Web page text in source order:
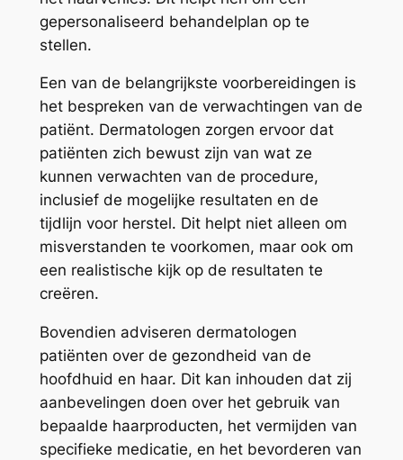
gepersonaliseerd behandelplan op te
stellen.
Een van de belangrijkste voorbereidingen is
het bespreken van de verwachtingen van de
patiënt. Dermatologen zorgen ervoor dat
patiënten zich bewust zijn van wat ze
kunnen verwachten van de procedure,
inclusief de mogelijke resultaten en de
tijdlijn voor herstel. Dit helpt niet alleen om
misverstanden te voorkomen, maar ook om
een realistische kijk op de resultaten te
creëren.
Bovendien adviseren dermatologen
patiënten over de gezondheid van de
hoofdhuid en haar. Dit kan inhouden dat zij
aanbevelingen doen over het gebruik van
bepaalde haarproducten, het vermijden van
specifieke medicatie, en het bevorderen van